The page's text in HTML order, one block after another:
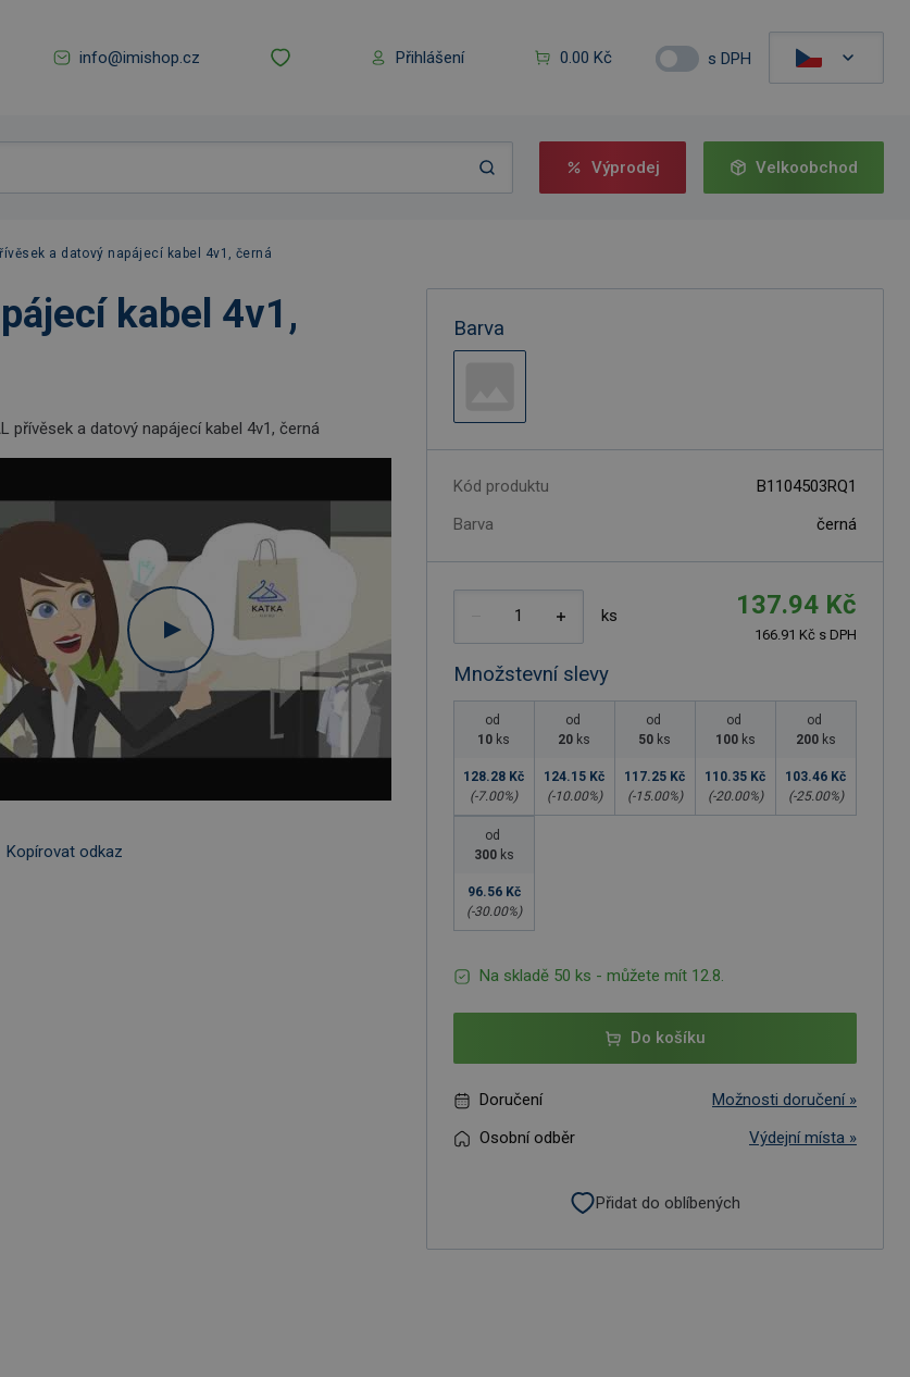
info@imishop.cz Přihlášení 0.00 Kč s DPH
Výprodej Velkoobchod
a datový napájecí kabel 4v1, černá
kabel 4v1,
přívěsek a datový napájecí kabel 4v1, černá
Kopírovat odkaz
Barva
Kód produktu
B1104503RQ1
Barva
černá
ks 137.94 Kč
166.91 Kč s DPH
Množstevní slevy
od
10 ks
128.28 Kč
(-7.00%)
od
20 ks
124.15 Kč
(-10.00%)
od
50 ks
117.25 Kč
(-15.00%)
od
100 ks
110.35 Kč
(-20.00%)
od
200 ks
103.46 Kč
(-25.00%)
od
300 ks
96.56 Kč
(-30.00%)
Na skladě 50 ks - můžete mít 12.8.
Do košíku
Doručení
Možnosti doručení »
Osobní odběr
Výdejní místa »
Přidat do oblíbených